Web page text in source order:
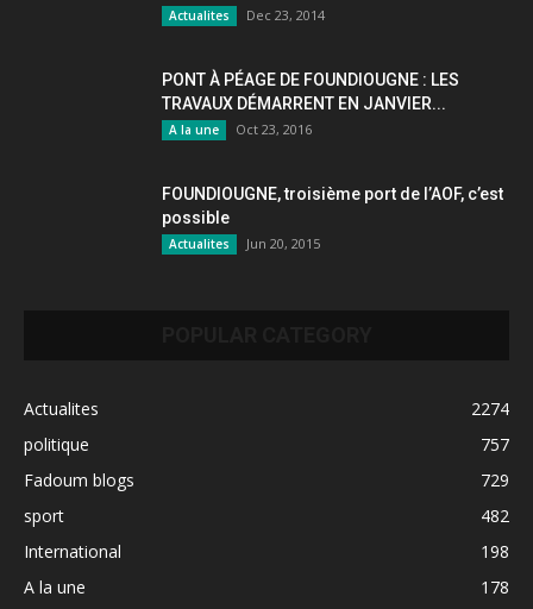
Actualites Dec 23, 2014
PONT À PÉAGE DE FOUNDIOUGNE : LES
TRAVAUX DÉMARRENT EN JANVIER...
A la une Oct 23, 2016
FOUNDIOUGNE, troisième port de l’AOF, c’est
possible
Actualites Jun 20, 2015
Actualites
2274
politique
757
Fadoum blogs
729
sport
482
International
198
A la une
178